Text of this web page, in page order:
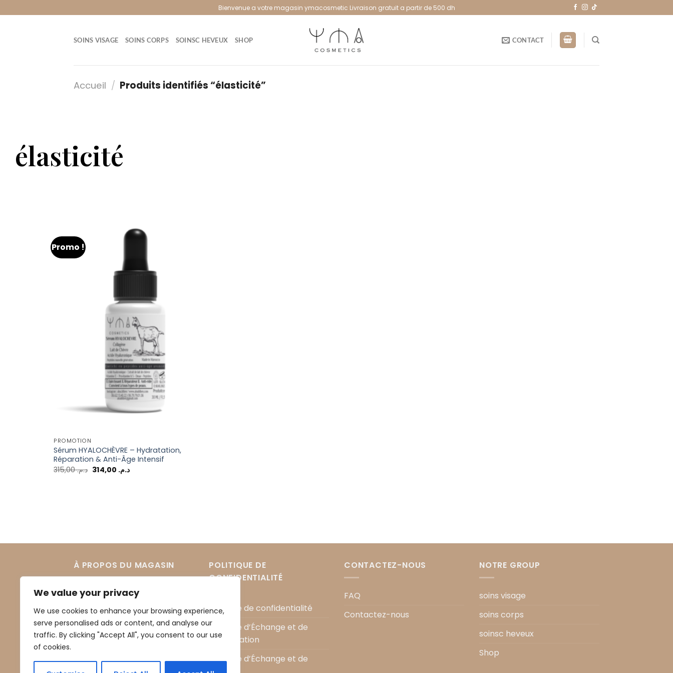
We value your privacy
We use cookies to enhance your browsing experience,
serve personalised ads or content, and analyse our
traffic. By clicking "Accept All", you consent to our use
of cookies.
Bienvenue a votre magasin ymacosmetic Livraison gratuit a partir de 500 dh
SOINS VISAGE SOINS CORPS SOINSC HEVEUX SHOP CONTACT
Accueil / Produits identifiés “élasticité”
élasticité
Promo !
PROMOTION
Sérum HYALOCHÈVRE – Hydratation,
Réparation & Anti-Âge Intensif
د.م.315,00 د.م.
À PROPOS DU MAGASIN
À propos du magasin
Expédition et Livraison
Méthodes de paiement
POLITIQUE DE
CONFIDENTIALITÉ
Politique de confidentialité
Politique d’Échange et de
Rétractation
Politique d’Échange et de
CONTACTEZ-NOUS
FAQ
Contactez-nous
NOTRE GROUP
soins visage
soins corps
soinsc heveux
Shop